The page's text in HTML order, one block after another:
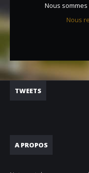
Nous
Nous
TWEETS
A PROPOS